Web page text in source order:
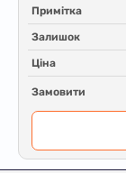
Примітка
Залишок
Ціна
Замовити